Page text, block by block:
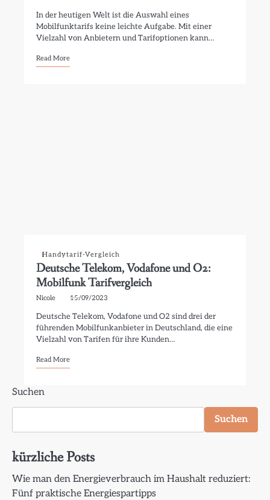
In der heutigen Welt ist die Auswahl eines
Mobilfunktarifs keine leichte Aufgabe. Mit einer
Vielzahl von Anbietern und Tarifoptionen kann…
Read More
Handytarif-Vergleich
Deutsche Telekom, Vodafone und O2:
Mobilfunk Tarifvergleich
Nicole 15/09/2023
Deutsche Telekom, Vodafone und O2 sind drei der
führenden Mobilfunkanbieter in Deutschland, die eine
Vielzahl von Tarifen für ihre Kunden…
Read More
Suchen
Suchen
kürzliche Posts
Wie man den Energieverbrauch im Haushalt reduziert:
Fünf praktische Energiespartipps